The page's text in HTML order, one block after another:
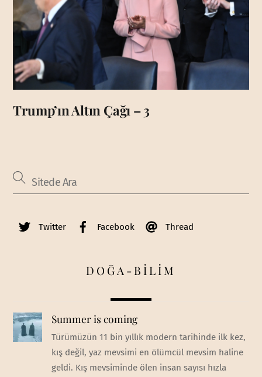
Trump’ın Altın Çağı – 3
Twitter Facebook Thread
DOĞA-BİLİM
Summer is coming
Türümüzün 11 bin yıllık modern tarihinde ilk kez,
kış değil, yaz mevsimi en ölümcül mevsim haline
geldi. Kış mevsiminde ölen insan sayısı hızla